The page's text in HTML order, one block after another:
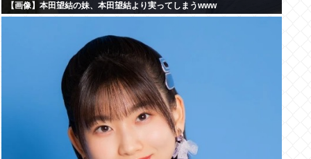
【画像】本田望結の妹、本田望結より実ってしまうwww